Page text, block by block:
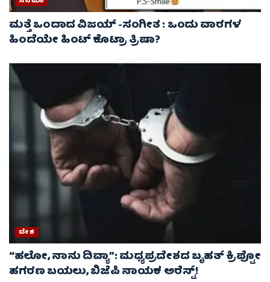
ಮತ್ತೆ ಒಂದಾದ ವಿಜಯ್ -ಸಂಗೀತ : ಒಂದು ವಾರಗಳ
ಹಿಂದೆಯೇ ಹಿಂಟ್ ಕೊಟ್ರಾ ತ್ರಿಷಾ?
ದೇಶ
“ಹಲೋ, ನಾನು ದಿವ್ಯಾ”: ಮಧ್ಯಪ್ರದೇಶದ ಬೃಹತ್ ಕ್ರಿಪ್ಟೋ
ಹಗರಣ ಬಯಲು, ಬಿಜೆಪಿ ನಾಯಕ ಅರೆಸ್ಟ್!